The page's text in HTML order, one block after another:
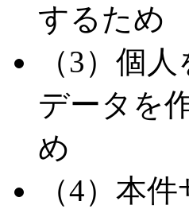
するため
（3）個
データを
め
（4）本